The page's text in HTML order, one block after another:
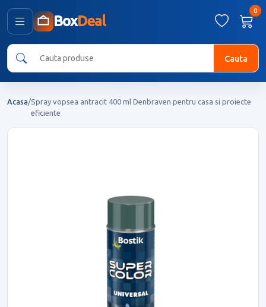
BoxDeal
0
Cauta
Acasa/Spray vopsea antracit 400 ml Denbraven pentru casa si proiecte
eficiente